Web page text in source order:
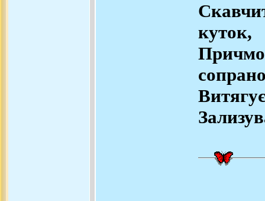
куток,